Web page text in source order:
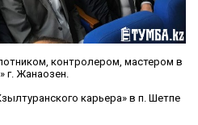
контролером, мастером в
г. Жанаозен.
карьера» в п. Шетпе